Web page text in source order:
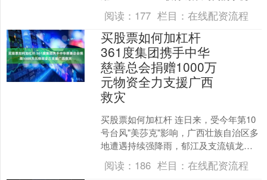
品（续航）测试直播”吉尼斯世界....
阅读： 177 栏目： 在线配资流程
买股票如何加杠杆
361度集团携手中华
慈善总会捐赠1000万
元物资全力支援广西
救灾
买股票如何加杠杆 连日来，受今年第10
号台风"美莎克"影响，广西壮族自治区多
地遭遇持续强降雨，郁江及支流镇龙
江、东班江等53条河流发生超警以上洪
水，洪涝灾害严重....
阅读： 186 栏目： 在线配资流程